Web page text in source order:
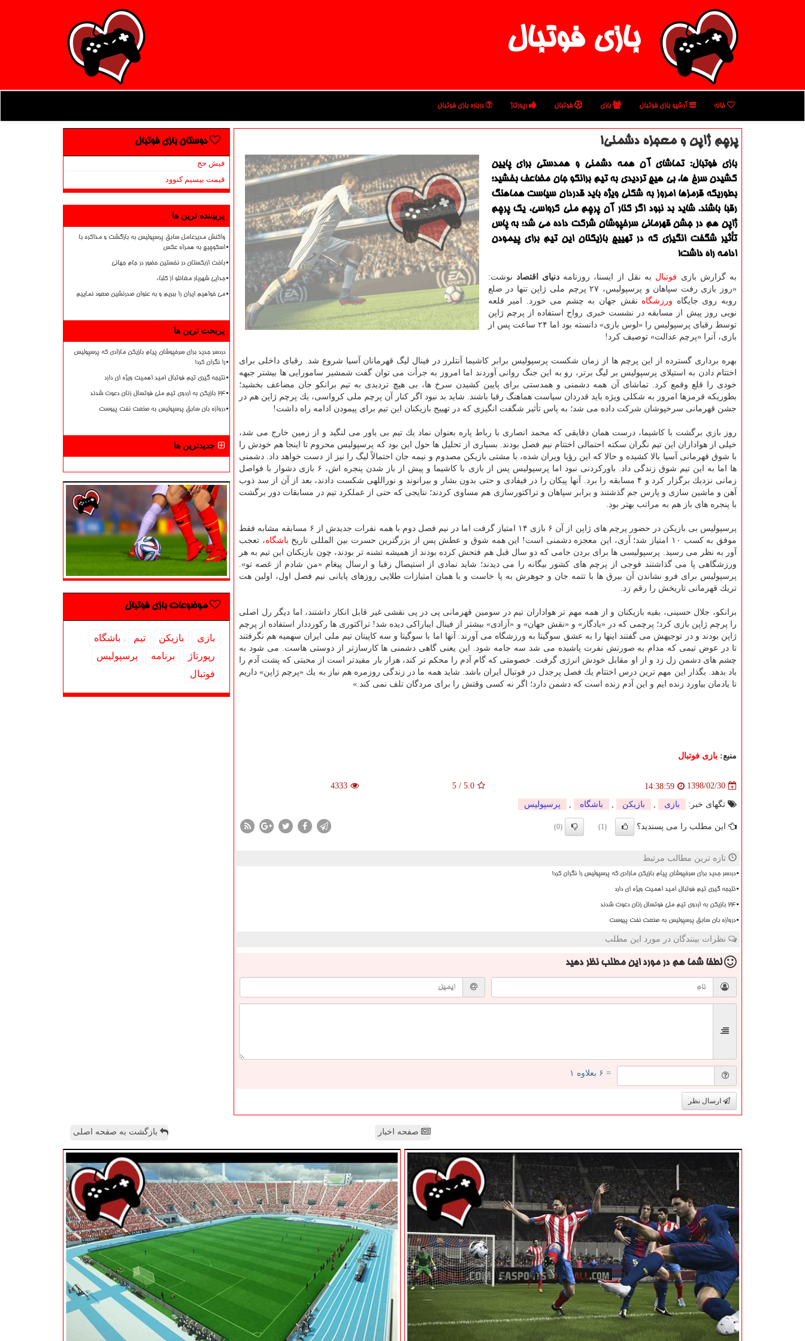
بازی فوتبال
خانه آرشیو بازی فوتبال بازی فوتبال رپورتاژ درباره بازی فوتبال
پرچم ژاپن و معجزه دشمنی!
بازی فوتبال: تماشای آن همه دشمنی و همدستی برای پایین
كشیدن سرخ ها، بی هیچ تردیدی به تیم برانكو جان مضاعف بخشید؛
بطوریكه قرمزها امروز به شكلی ویژه باید قدردان سیاست هماهنگ
رقبا باشند. شاید بد نبود اگر كنار آن پرچم ملی كرواسی، یك پرچم
ژاپن هم در جشن قهرمانی سرخپوشان شركت داده می‎ شد؛ به پاس
تأثیر شگفت انگیزی كه در تهییج بازیكنان این تیم برای پیمودن
ادامه راه داشت!
به گزارش بازی فوتبال به نقل از ایسنا، روزنامه دنیای اقتصاد نوشت:
«روز بازی رفت سپاهان و پرسپولیس، ۲۷ پرچم ملی ژاپن تنها در ضلع
روبه روی جایگاه ورزشگاه نقش جهان به چشم می خورد. امیر قلعه
نویی روز پیش از مسابقه در نشست خبری رواج استفاده از پرچم ژاپن
توسط رقبای پرسپولیس را «لوس بازی» دانسته بود اما ۲۴ ساعت پس از
بازی، آنرا «پرچم عدالت» توصیف كرد!
بهره برداری گسترده از این پرچم ها از زمان شكست پرسپولیس برابر كاشیما آنتلرز در فینال لیگ قهرمانان آسیا شروع شد. رقبای داخلی برای
اختتام دادن به استیلای پرسپولیس بر لیگ برتر، رو به این جنگ روانی آوردند اما امروز به جرأت می توان گفت شمشیر سامورایی ها بیشتر جبهه
خودی را قلع وقمع كرد. تماشای آن همه دشمنی و همدستی برای پایین كشیدن سرخ ها، بی هیچ تردیدی به تیم برانكو جان مضاعف بخشید؛
بطوریكه قرمزها امروز به شكلی ویژه باید قدردان سیاست هماهنگ رقبا باشند. شاید بد نبود اگر كنار آن پرچم ملی كرواسی، یك پرچم ژاپن هم در
جشن قهرمانی سرخپوشان شركت داده می‎ شد؛ به پاس تأثیر شگفت انگیزی كه در تهییج بازیكنان این تیم برای پیمودن ادامه راه داشت!
روز بازی برگشت با كاشیما، درست همان دقایقی كه محمد انصاری با رباط پاره بعنوان نماد یك تیم بی یاور می لنگید و از زمین خارج می شد،
خیلی از هواداران این تیم نگران سكته احتمالی اختتام نیم فصل بودند. بسیاری از تحلیل ها حول این بود كه پرسپولیس محروم تا اینجا هم خودش را
با شوق قهرمانی آسیا بالا كشیده و حالا كه این رؤیا ویران شده، با مشتی بازیكن مصدوم و نیمه جان احتمالاً لیگ را نیز از دست خواهد داد. دشمنی
ها اما به این تیم شوق زندگی داد. باوركردنی نبود اما پرسپولیس پس از بازی با كاشیما و پیش از باز شدن پنجره اش، ۶ بازی دشوار با فواصل
زمانی نزدیك برگزار كرد و ۴ مسابقه را برد. آنها پیكان را در فیفادی و حتی بدون بشار و بیرانوند و نوراللهی شكست دادند، بعد از آن از سد ذوب
آهن و ماشین سازی و پارس جم گذشتند و برابر سپاهان و تراكتورسازی هم مساوی كردند؛ نتایجی كه حتی از عملكرد تیم در مسابقات دور برگشت
با پنجره های باز هم به مراتب بهتر بود.
پرسپولیس بی بازیكن در حضور پرچم های ژاپن از آن ۶ بازی ۱۴ امتیاز گرفت اما در نیم فصل دوم با همه نفرات جدیدش از ۶ مسابقه مشابه فقط
موفق به كسب ۱۰ امتیاز شد؛ آری، این معجزه دشمنی است! این همه شوق و عطش پس از بزرگترین حسرت بین المللی تاریخ
باشگاه، تعجب
آور به نظر می رسید. پرسپولیسی ها برای بردن جامی كه دو سال قبل هم فتحش كرده بودند از همیشه تشنه تر بودند، چون بازیكنان این تیم به هر
ورزشگاهی پا می گذاشتند فوجی از پرچم های كشور بیگانه را می دیدند؛ شاید نمادی از استیصال رقبا و ارسال پیغام «من شادم از غصه تو».
پرسپولیس برای فرو نشاندن آن بیرق ها با تتمه جان و جوهرش به پا خاست و با همان امتیازات طلایی روزهای پایانی نیم فصل اول، اولین هت
تریك قهرمانی تاریخش را رقم زد.
برانكو، جلال حسینی، بقیه بازیكنان و از همه مهم تر هواداران تیم در سومین قهرمانی پی در پی نقشی غیر قابل انكار داشتند، اما دیگر رل اصلی
را پرچم ژاپن بازی كرد؛ پرچمی كه در «یادگار» و «نقش جهان» و «آزادی» بیشتر از فینال ایباراكی دیده شد! تراكتوری ها ركورددار استفاده از پرچم
ژاپن بودند و در توجیهش می گفتند اینها را به عشق سوگیتا به ورزشگاه می آورند. آنها اما با سوگیتا و سه كاپیتان تیم ملی ایران سهمیه هم نگرفتند
تا در عوض تیمی كه مدام به صورتش نفرت پاشیده می شد سه جامه شود. این یعنی گاهی دشمنی ها كارسازتر از دوستی هاست. می شود به
چشم های دشمن زل زد و از او مقابل خودش انرژی گرفت. خصومتی كه گام آدم را محكم تر كند، هزار بار مفیدتر است از محبتی كه پشت آدم را
باد بدهد. بگذار این مهم ترین درس اختتام یك فصل پرجدل در فوتبال ایران باشد. شاید همه ما در زندگی روزمره هم نیاز به یك «پرچم ژاپن» داریم
تا یادمان بیاورد زنده ایم و این آدم زنده است كه دشمن دارد؛ اگر نه كسی وقتش را برای مردگان تلف نمی كند.»
منبع: بازی فوتبال
1398/02/30
14:38:59
5.0
/
5
4333
تگهای خبر: بازی بازیكن باشگاه پرسپولیس
این مطلب را می پسندید؟ (1)
(0)
تازه ترین مطالب مرتبط
دردسر جدید برای سرخپوشان پیام بازیکن مازادی که پرسپولیس را نگران کرد!
نتیجه گیری تیم فوتبال امید اهمیت ویژه ای دارد
۲۴ بازیکن به اردوی تیم ملی فوتسال زنان دعوت شدند
دروازه بان سابق پرسپولیس به صنعت نفت پیوست
نظرات بینندگان در مورد این مطلب
لطفا شما همدر مورد این مطلب نظر دهید
= ۶ بعلاوه ۱
ارسال نظر
دوستان بازی فوتبال
فیش حج
قیمت بیسیم کنوود
پربیننده ترین ها
واکنش مدیرعامل سابق پرسپولیس به بازگشت و مذاکره با
اسکوچیچ به همراه عکس
باخت ازبکستان در نخستین حضور در جام جهانی
جدایی شهریار مغانلو از کلباء
می خواهیم ایران را ببریم و به عنوان صدرنشین صعود نماییم
پربحث ترین ها
دردسر جدید برای سرخپوشان پیام بازیکن مازادی که پرسپولیس
را نگران کرد!
نتیجه گیری تیم فوتبال امید اهمیت ویژه ای دارد
۲۴ بازیکن به اردوی تیم ملی فوتسال زنان دعوت شدند
دروازه بان سابق پرسپولیس به صنعت نفت پیوست
جدیدترین ها
موضوعات بازی فوتبال
بازی بازیكن تیم
باشگاه
رپورتاژ
برنامه
پرسپولیس
فوتبال
صفحه اخبار بازگشت به صفحه اصلی